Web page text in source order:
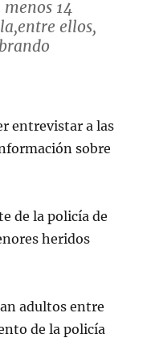
14
ellos,
dispararon
en
multitud
1, 2022
entrevistar a las
sobre
de la policía de
heridos
adultos entre
de la policía